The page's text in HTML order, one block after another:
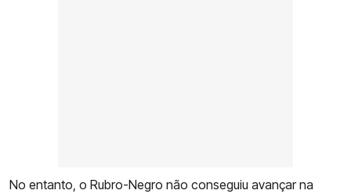
No entanto, o Rubro-Negro não conseguiu avançar na